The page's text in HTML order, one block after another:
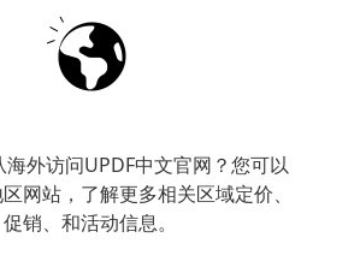
外访问UPDF中文官网？您可以
网站，了解更多相关区域定价、
促销、和活动信息。
公软件自带功能（以WPS为